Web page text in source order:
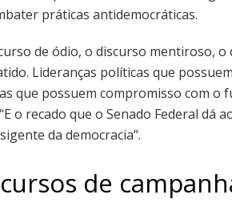
práticas antidemocráticas.
de ódio, o discurso mentiroso,
Lideranças políticas que
que possuem compromisso com o
o recado que o Senado Federal dá
da democracia”.
de